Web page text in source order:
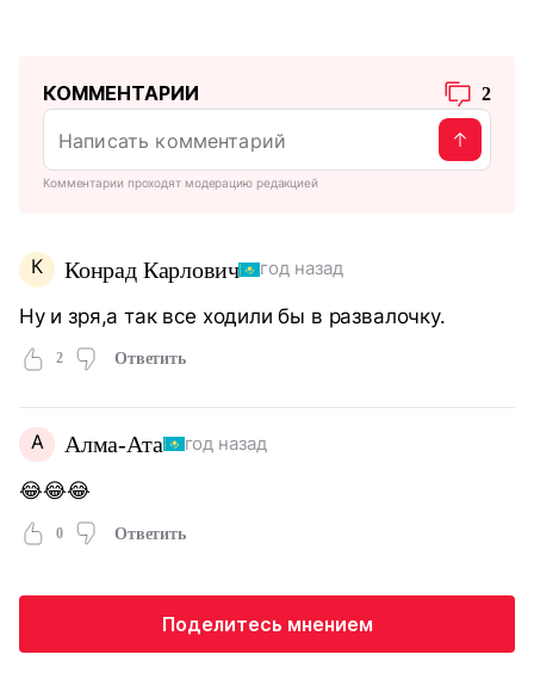
КОММЕНТАРИИ 2
Комментарии проходят модерацию редакцией
К Конрад Карлович год назад
Ну и зря,а так все ходили бы в развалочку.
2 Ответить
А Алма-Ата год назад
😂😂😂
0 Ответить
Поделитесь мнением